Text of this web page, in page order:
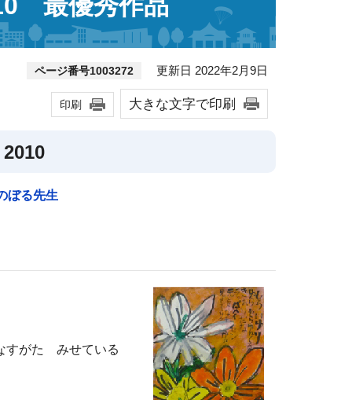
ページ番号1003272 更新日 2022年2月9日
印刷 大きな文字で印刷
ぼる先生
がた みせている